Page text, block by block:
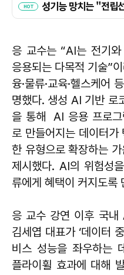
응 교수는 “AI는 전기와
응용되는 다목적 기술”
융·물류·교육·헬스케어
명했다. 생성 AI 기반
을 통해 AI 응용 프로
로 만들어지는 데이터가
한 유형으로 확장하는
제시했다. AI의 위험성
류에게 혜택이 커지도록
응 교수 강연 이후 국내
김세엽 대표가 ‘데이터
비스 성능을 좌우하는
플라이휠 효과에 대해